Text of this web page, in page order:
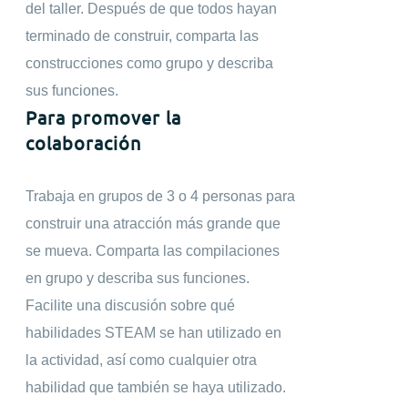
del taller. Después de que todos hayan
terminado de construir, comparta las
construcciones como grupo y describa
sus funciones.
Para promover la
colaboración
Trabaja en grupos de 3 o 4 personas para
construir una atracción más grande que
se mueva. Comparta las compilaciones
en grupo y describa sus funciones.
Facilite una discusión sobre qué
habilidades STEAM se han utilizado en
la actividad, así como cualquier otra
habilidad que también se haya utilizado.